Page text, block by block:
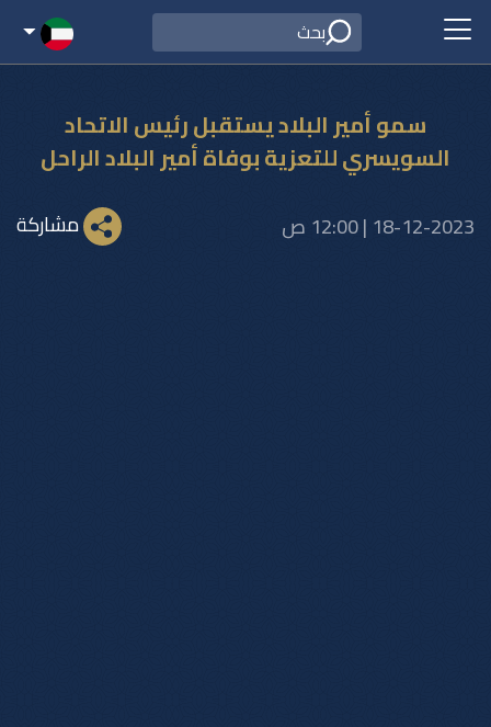
سمو أمير البلاد يستقبل رئيس الاتحاد
السويسري للتعزية بوفاة أمير البلاد الراحل
18-12-2023 | 12:00 ص